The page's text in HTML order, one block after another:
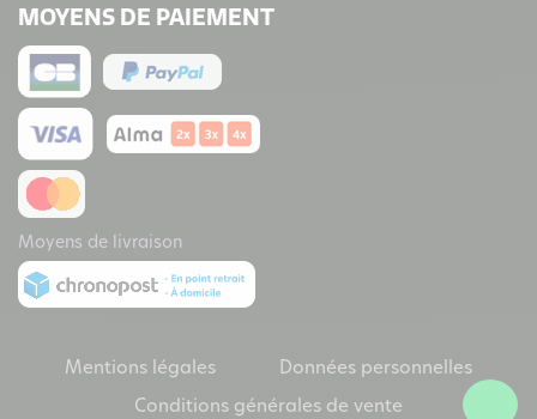
MOYENS DE PAIEMENT
Moyens de livraison
Mentions légales Données personnelles
Conditions générales de vente